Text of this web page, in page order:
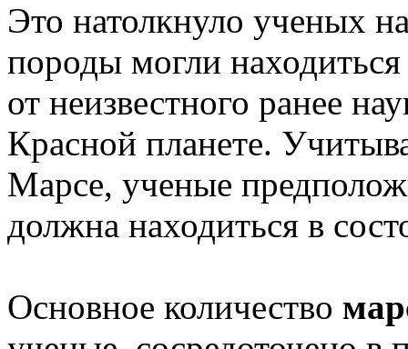
Это натолкнуло ученых
породы могли
от неизвестного ранее
Красной планете.
Марсе, ученые
должна находиться в
Основное количество